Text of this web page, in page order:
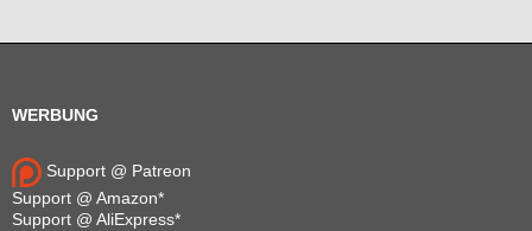
WERBUNG
Support @ Patreon
Support @ Amazon*
Support @ AliExpress*